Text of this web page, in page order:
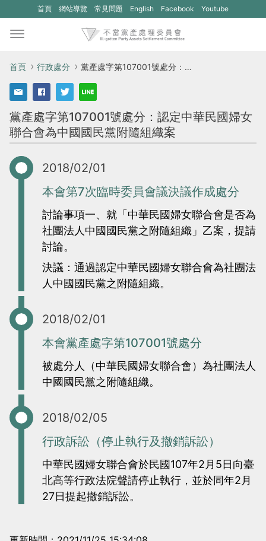
首頁 網站導覽 常見問題 English
(另
視
開
啟
新
網
當
理
委
Facebook
(另
開
新
網
當
委
Youtube
首頁 行政處分 黨產處字第107001號處分：認定中華民國婦女聯合會為中國國民黨附隨組織案
黨產處字第107001號處分：認定中華民國婦女
聯合會為中國國民黨附隨組織案
2018/02/01
本會第7次臨時委員會議決議作成處分
討論事項一、就「中華民國婦女聯合會是否為
社團法人中國國民黨之附隨組織」乙案，提請
討論。
決議：通過認定中華民國婦女聯合會為社團法
人中國國民黨之附隨組織。
2018/02/01
本會黨產處字第107001號處分
被處分人（中華民國婦女聯合會）為社團法人
中國國民黨之附隨組織。
2018/02/05
行政訴訟（停止執行及撤銷訴訟）
中華民國婦女聯合會於民國107年2月5日向臺
北高等行政法院聲請停止執行，並於同年2月
27日提起撤銷訴訟。